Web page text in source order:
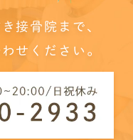
接骨院まで、
せください。